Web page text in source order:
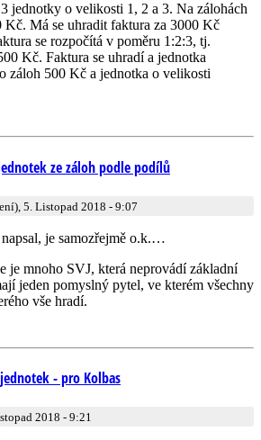
jednotky o velikosti 1, 2 a 3. Na zálohách
Kč. Má se uhradit faktura za 3000 Kč
se rozpočítá v poměru 1:2:3, tj.
Kč. Faktura se uhradí a jednotka
záloh 500 Kč a jednotka o velikosti
ze záloh podle podílů
5. Listopad 2018 - 9:07
je samozřejmě o.k.…
je mnoho SVJ, která neprovádí základní
jeden pomyslný pytel, ve kterém všechny
vše hradí.
- pro Kolbas
2018 - 9:21